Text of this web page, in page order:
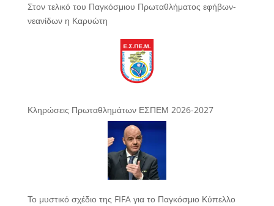
Στον τελικό του Παγκόσμιου Πρωταθλήματος εφήβων-
νεανίδων η Καρυώτη
Κληρώσεις Πρωταθλημάτων ΕΣΠΕΜ 2026-2027
Το μυστικό σχέδιο της FIFA για το Παγκόσμιο Κύπελλο